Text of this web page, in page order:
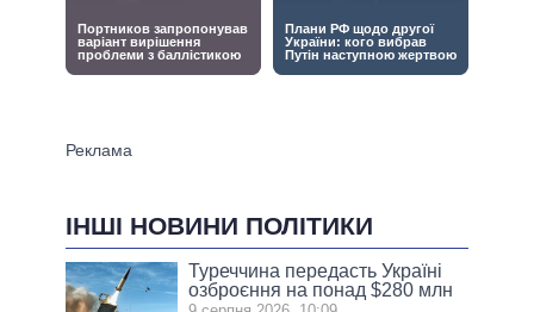
ІНШІ НОВИНИ ПОЛІТИКИ
Туреччина передасть Україні
озброєння на понад $280 млн